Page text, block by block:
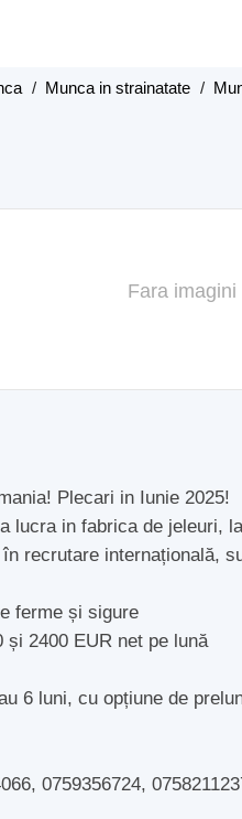
/ Munca in strainatate /
Fara imagini
Plecari in Iunie 2025!
lucra in fabrica de jeleuri,
recrutare internațională,
ferme și sigure
2400 EUR net pe lună
6 luni, cu opțiune de
0759356724,